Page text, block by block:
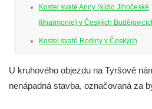
Kostel svaté Anny (sídlo Jihočeské
filharmonie) v Českých
Kostel svaté Rodiny v Českých
Budějovicích
Kostel Obětování Panny Marie u
dominikánů v Českých
U kruhového objezdu na Tyršově
nenápadná stavba, označovaná za